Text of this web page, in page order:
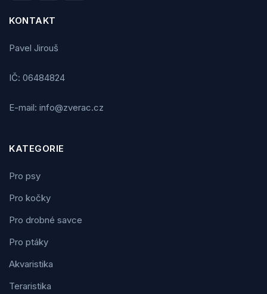
KONTAKT
Pavel Jirouš
IČ: 06484824
E-mail: info@zverac.cz
KATEGORIE
Pro psy
Pro kočky
Pro drobné savce
Pro ptáky
Akvaristika
Teraristika